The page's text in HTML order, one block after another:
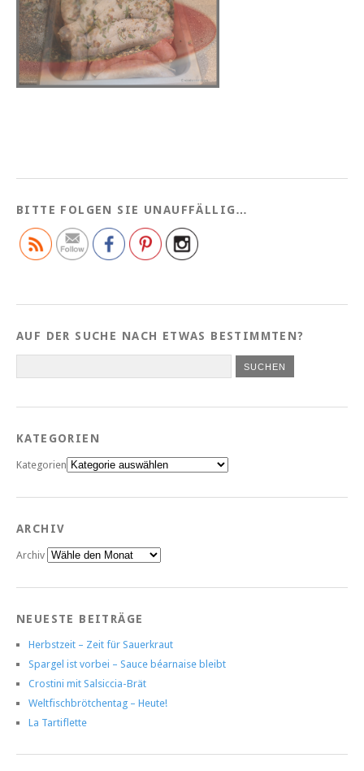
BITTE FOLGEN SIE UNAUFFÄLLIG…
AUF DER SUCHE NACH ETWAS BESTIMMTEN?
KATEGORIEN
Kategorien
ARCHIV
Archiv
NEUESTE BEITRÄGE
Herbstzeit – Zeit für Sauerkraut
Spargel ist vorbei – Sauce béarnaise bleibt
Crostini mit Salsiccia-Brät
Weltfischbrötchentag – Heute!
La Tartiflette